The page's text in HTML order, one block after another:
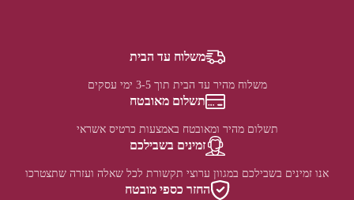
משלוח עד הבית
משלוח מהיר עד הבית תוך 3-5 ימי עסקים
תשלום מאובטח
תשלום מהיר ומאובטח באמצעות כרטיס אשראי
זמינים בשבילכם
אנו זמינים בשבילכם במגוון ערוצי תקשורת לכל שאלה ועזרה שתצטרכו
החזר כספי מובטח